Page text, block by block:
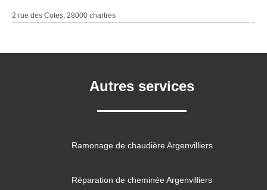
2 rue des Cotes, 28000 chartres
Autres services
Ramonage de chaudière Argenvilliers
Réparation de cheminée Argenvilliers